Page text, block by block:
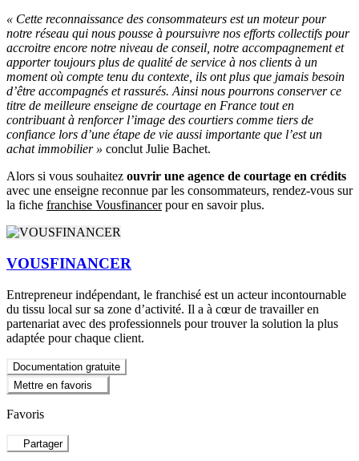
« Cette reconnaissance des consommateurs est un moteur pour
notre réseau qui nous pousse à poursuivre nos efforts collectifs pour
accroitre encore notre niveau de conseil, notre accompagnement et
apporter toujours plus de qualité de service à nos clients à un
moment où compte tenu du contexte, ils ont plus que jamais besoin
d’être accompagnés et rassurés. Ainsi nous pourrons conserver ce
titre de meilleure enseigne de courtage en France tout en
contribuant à renforcer l’image des courtiers comme tiers de
confiance lors d’une étape de vie aussi importante que l’est un
achat immobilier » conclut Julie Bachet.
Alors si vous souhaitez ouvrir une agence de courtage en crédits
avec une enseigne reconnue par les consommateurs, rendez-vous sur
la fiche franchise Vousfinancerpour en savoir plus.
VOUSFINANCER
Entrepreneur indépendant, le franchisé est un acteur incontournable
du tissu local sur sa zone d’activité. Il a à cœur de travailler en
partenariat avec des professionnels pour trouver la solution la plus
adaptée pour chaque client.
Documentation gratuite
Mettre en favoris
Favoris
Partager